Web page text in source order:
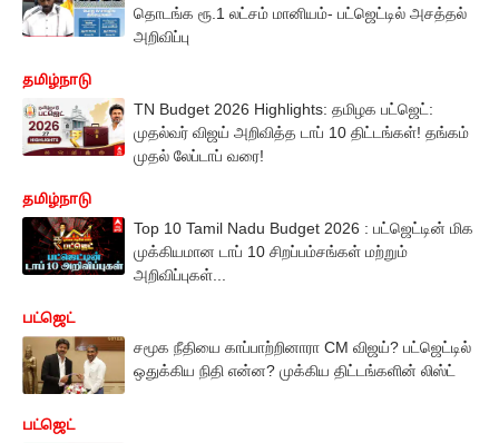
தொடங்க ரூ.1 லட்சம் மானியம்- பட்ஜெட்டில் அசத்தல்
அறிவிப்பு
தமிழ்நாடு
TN Budget 2026 Highlights: தமிழக பட்ஜெட்:
முதல்வர் விஜய் அறிவித்த டாப் 10 திட்டங்கள்! தங்கம்
முதல் லேப்டாப் வரை!
தமிழ்நாடு
Top 10 Tamil Nadu Budget 2026 : பட்ஜெட்டின் மிக
முக்கியமான டாப் 10 சிறப்பம்சங்கள் மற்றும்
அறிவிப்புகள்...
பட்ஜெட்
சமூக நீதியை காப்பாற்றினாரா CM விஜய்? பட்ஜெட்டில்
ஒதுக்கிய நிதி என்ன? முக்கிய திட்டங்களின் லிஸ்ட்
பட்ஜெட்